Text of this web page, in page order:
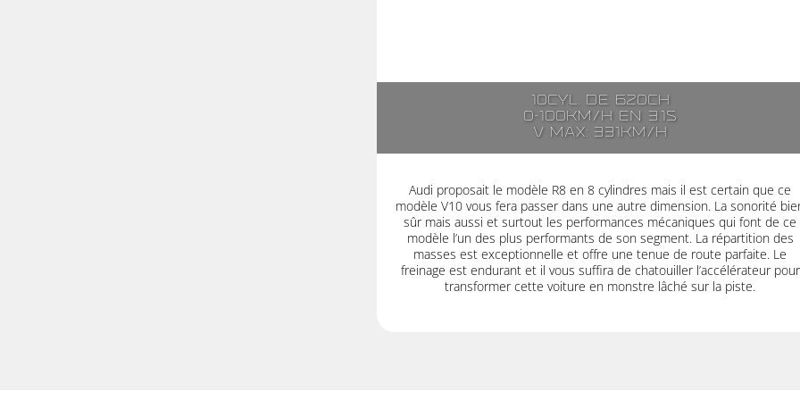
10cyl. de 620ch
0-100km/h en 3.1s
V max: 331km/h
Audi proposait le modèle R8 en 8 cylindres mais il est certain que ce
modèle V10 vous fera passer dans une autre dimension. La sonorité
sûr mais aussi et surtout les performances mécaniques qui font de ce
modèle l’un des plus performants de son segment. La répartition des
masses est exceptionnelle et offre une tenue de route parfaite. Le
freinage est endurant et il vous suffira de chatouiller l’accélérateur pour
transformer cette voiture en monstre lâché sur la piste.